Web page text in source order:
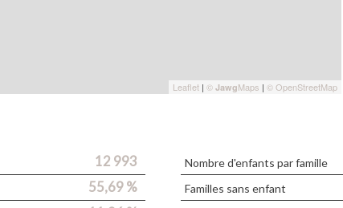
Leaflet | © JawgMaps | © OpenStreetMap
12 993
55,69 %
Nombre d'enfants par famille
Familles sans enfant